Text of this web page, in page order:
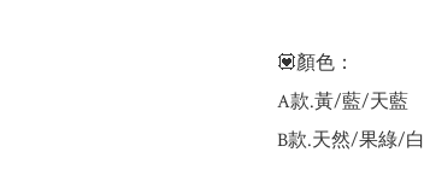
💟顏色：
A款.黃/藍/天藍
B款.天然/果綠/白